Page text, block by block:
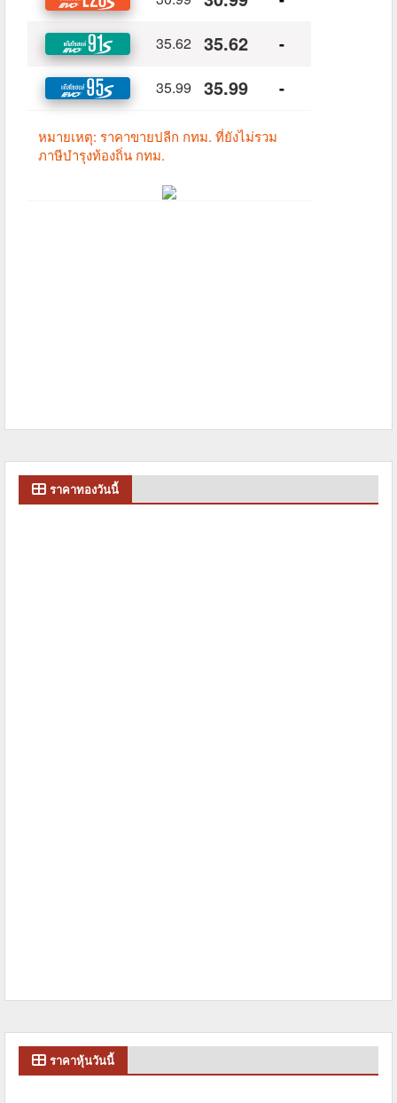
ราคาทองวันนี้
ราคาหุ้นวันนี้